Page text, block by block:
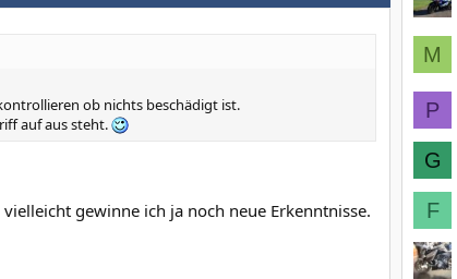
ob nichts beschädigt ist.
auf aus steht.
gewinne ich ja noch neue Erkenntnisse.
M
P
G
F